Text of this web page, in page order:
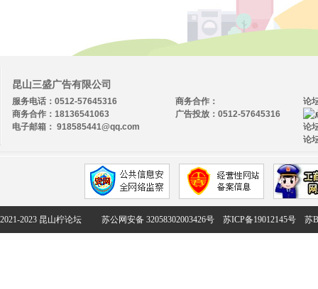
昆山三盛广告有限公司
服务电话：0512-57645316
商务合作：18136541063
电子邮箱： 918585441@qq.com
论
论
论
商务合作：
广告投放：0512-57645316
2021-2023 昆山柠论坛 苏公网安备 32058302003426号 苏ICP备19012145号 苏